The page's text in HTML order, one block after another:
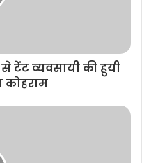
व्यवसायी की हुयी
कोहराम